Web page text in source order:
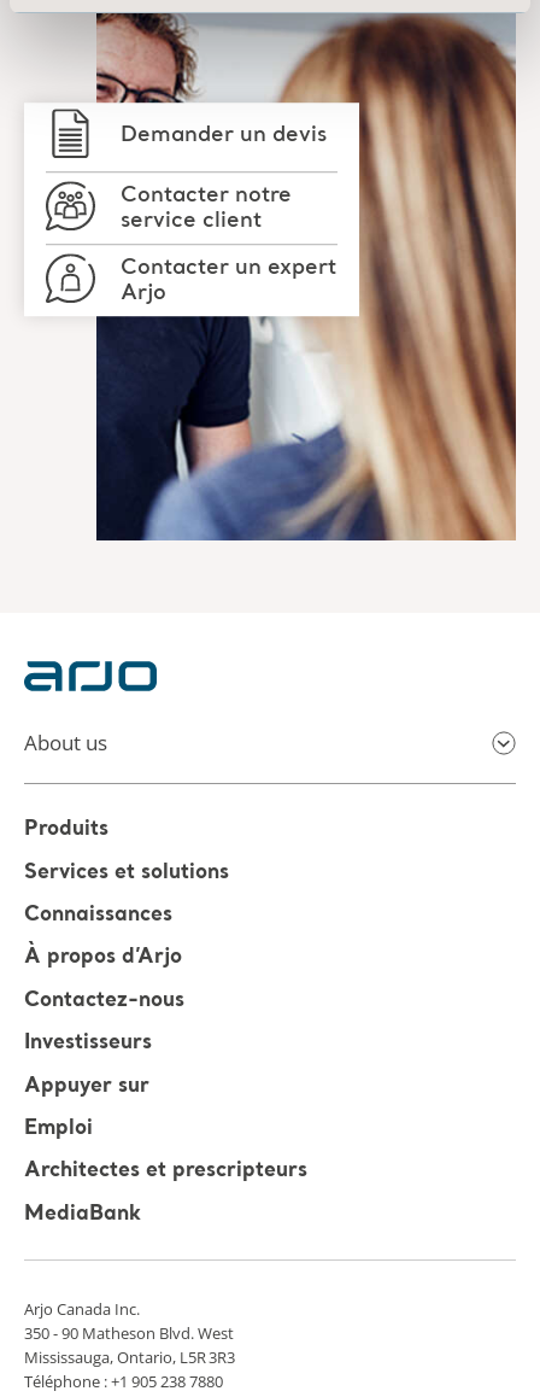
Demander un devis
Contacter notre
service client
Contacter un expert
Arjo
About us
Produits
Services et solutions
Connaissances
À propos d’Arjo
Contactez-nous
Investisseurs
Appuyer sur
Emploi
Architectes et prescripteurs
MediaBank
Arjo Canada Inc.
350 - 90 Matheson Blvd. West
Mississauga, Ontario, L5R 3R3
Téléphone : +1 905 238 7880